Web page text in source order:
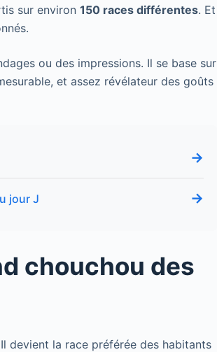
sur environ 150 races différentes. Et
ou des impressions. Il se base sur
et assez révélateur des goûts
→
jour J →
chouchou des
devient la race préférée des habitants